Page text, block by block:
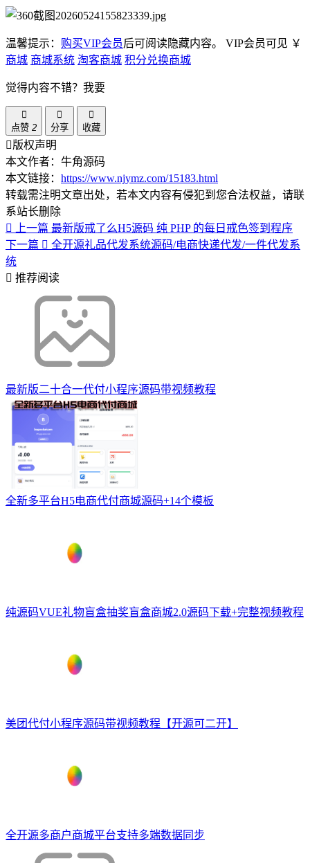
温馨提示： 购买VIP会员后可阅读隐藏内容。 VIP会员可见 ￥
商城 商城系统 淘客商城 积分兑换商城
觉得内容不错？我要
点赞 2 分享 收藏
版权声明
本文作者：牛角源码
本文链接： https://www.njymz.com/15183.html
转载需注明文章出处，若本文内容有侵犯到您合法权益，请联
系站长删除
上一篇 最新版戒了么H5源码 纯 PHP 的每日戒色签到程序
下一篇
全开源礼品代发系统源码/电商快递代发/一件代发系
统
推荐阅读
最新版二十合一代付小程序源码带视频教程
全新多平台H5电商代付商城源码+14个模板
纯源码VUE礼物盲盒抽奖盲盒商城2.0源码下载+完整视频教程
美团代付小程序源码带视频教程【开源可二开】
全开源多商户商城平台支持多端数据同步